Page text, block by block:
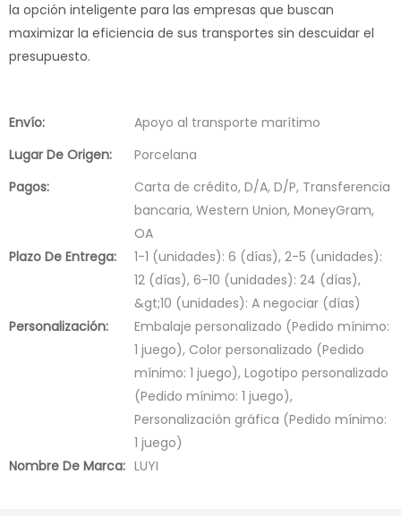
la opción inteligente para las empresas que buscan
maximizar la eficiencia de sus transportes sin descuidar el
presupuesto.
Envío:
Apoyo al transporte marítimo
Lugar De Origen:
Porcelana
Pagos:
Carta de crédito, D/A, D/P, Transferencia
bancaria, Western Union, MoneyGram,
OA
Plazo De Entrega:
1-1 (unidades): 6 (días), 2-5 (unidades):
12 (días), 6-10 (unidades): 24 (días),
&gt;10 (unidades): A negociar (días)
Personalización:
Embalaje personalizado (Pedido mínimo:
1 juego), Color personalizado (Pedido
mínimo: 1 juego), Logotipo personalizado
(Pedido mínimo: 1 juego),
Personalización gráfica (Pedido mínimo:
1 juego)
Nombre De Marca: LUYI